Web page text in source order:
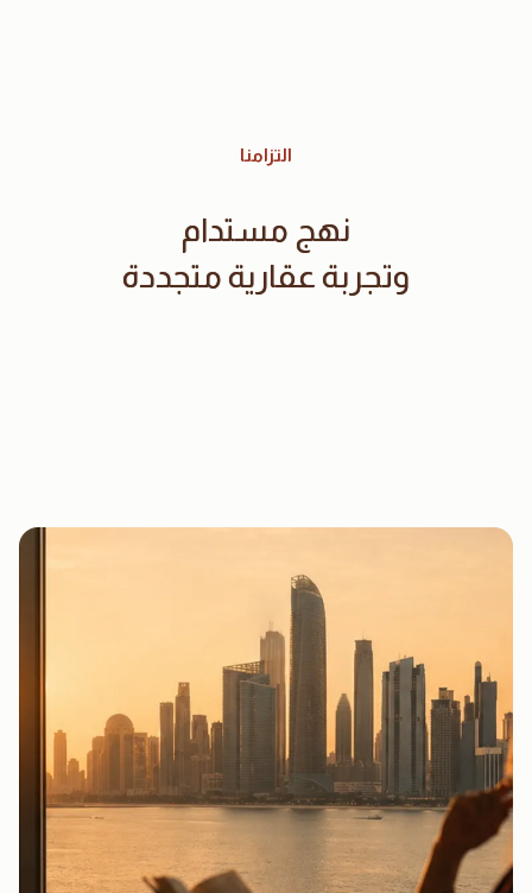
التزامنا
نهج مستدام
وتجربة عقارية متجددة